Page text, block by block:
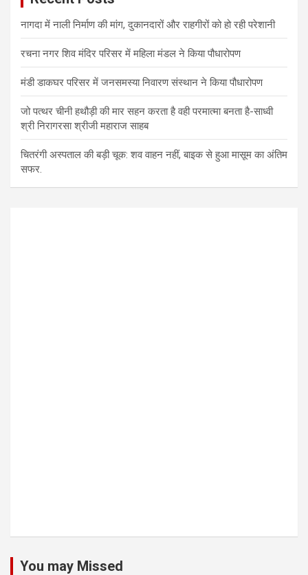
नागदा में नाली निर्माण की मांग, दुकानदारों और राहगीरों को हो रही परेशानी
रचना नगर शिव मंदिर परिसर में महिला मंडल ने किया पौधारोपण
मंडी डाकघर परिसर में जनसमस्या निवारण संस्थान ने किया पौधारोपण
जो पत्थर चीनी हथौड़ी की मार सहन करता है वही परमात्मा बनता है-साध्वी
श्री निरागरसा श्रीजी महाराज साहब
चितरंगी अस्पताल की बड़ी चूक: शव वाहन नहीं, बाइक से हुआ मासूम का अंतिम
सफर.
You may Missed